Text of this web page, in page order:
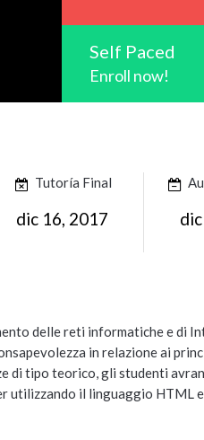
Self Paced
Enroll now!
Tutoría Final
dic 16, 2017
delle reti informatiche e di
in relazione ai
tipo teorico, gli studenti
utilizzando il linguaggio HTML